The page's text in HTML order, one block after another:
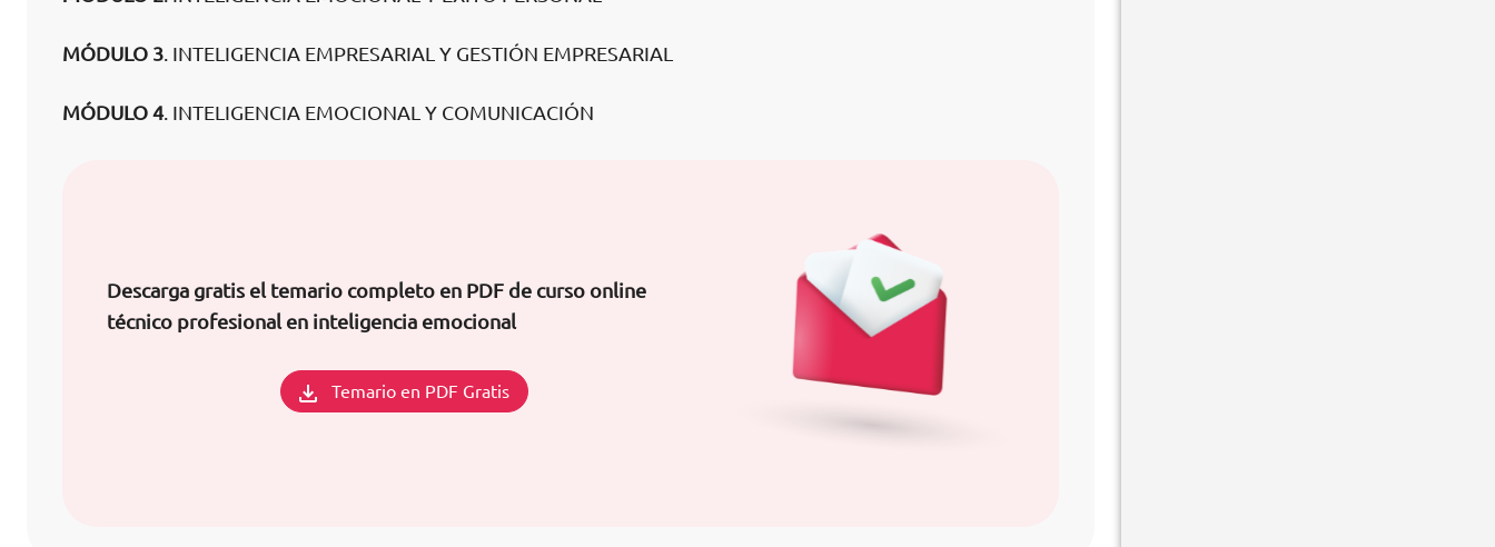
MÓDULO 3. INTELIGENCIA EMPRESARIAL Y GESTIÓN EMPRESARIAL
MÓDULO 4. INTELIGENCIA EMOCIONAL Y COMUNICACIÓN
Descarga gratis el temario completo en PDF de curso online
técnico profesional en inteligencia emocional
Temario en PDF Gratis